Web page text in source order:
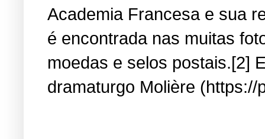
Academia Francesa e sua
é encontrada nas muitas
moedas e selos postais.[2]
dramaturgo Molière